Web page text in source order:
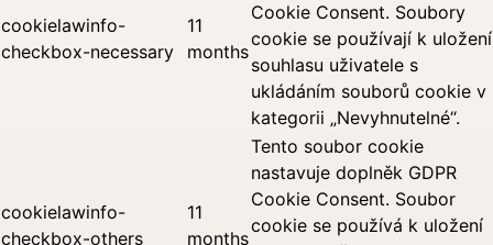
cookielawinfo-
checkbox-necessary
11
months
Cookie Consent. Soubory
cookie se používají k uložení
souhlasu uživatele s
ukládáním souborů cookie v
kategorii „Nevyhnutelné“.
cookielawinfo-
checkbox-others
11
months
Tento soubor cookie
nastavuje doplněk GDPR
Cookie Consent. Soubor
cookie se používá k uložení